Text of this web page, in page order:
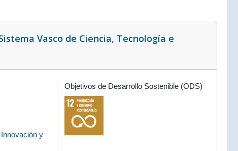
Vasco de Ciencia, Tecnología e
y
Objetivos de Desarrollo Sostenible (ODS)